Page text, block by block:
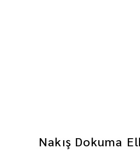
Nakış Dokuma